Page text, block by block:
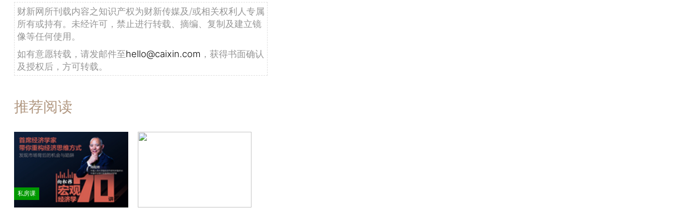
财新网所刊载内容之知识产权为财新传媒及/或相关权利人专属
所有或持有。未经许可，禁止进行转载、摘编、复制及建立镜
像等任何使用。
如有意愿转载，请发邮件至hello@caixin.com ，获得书面确认
及授权后，方可转载。
推荐阅读
私房课